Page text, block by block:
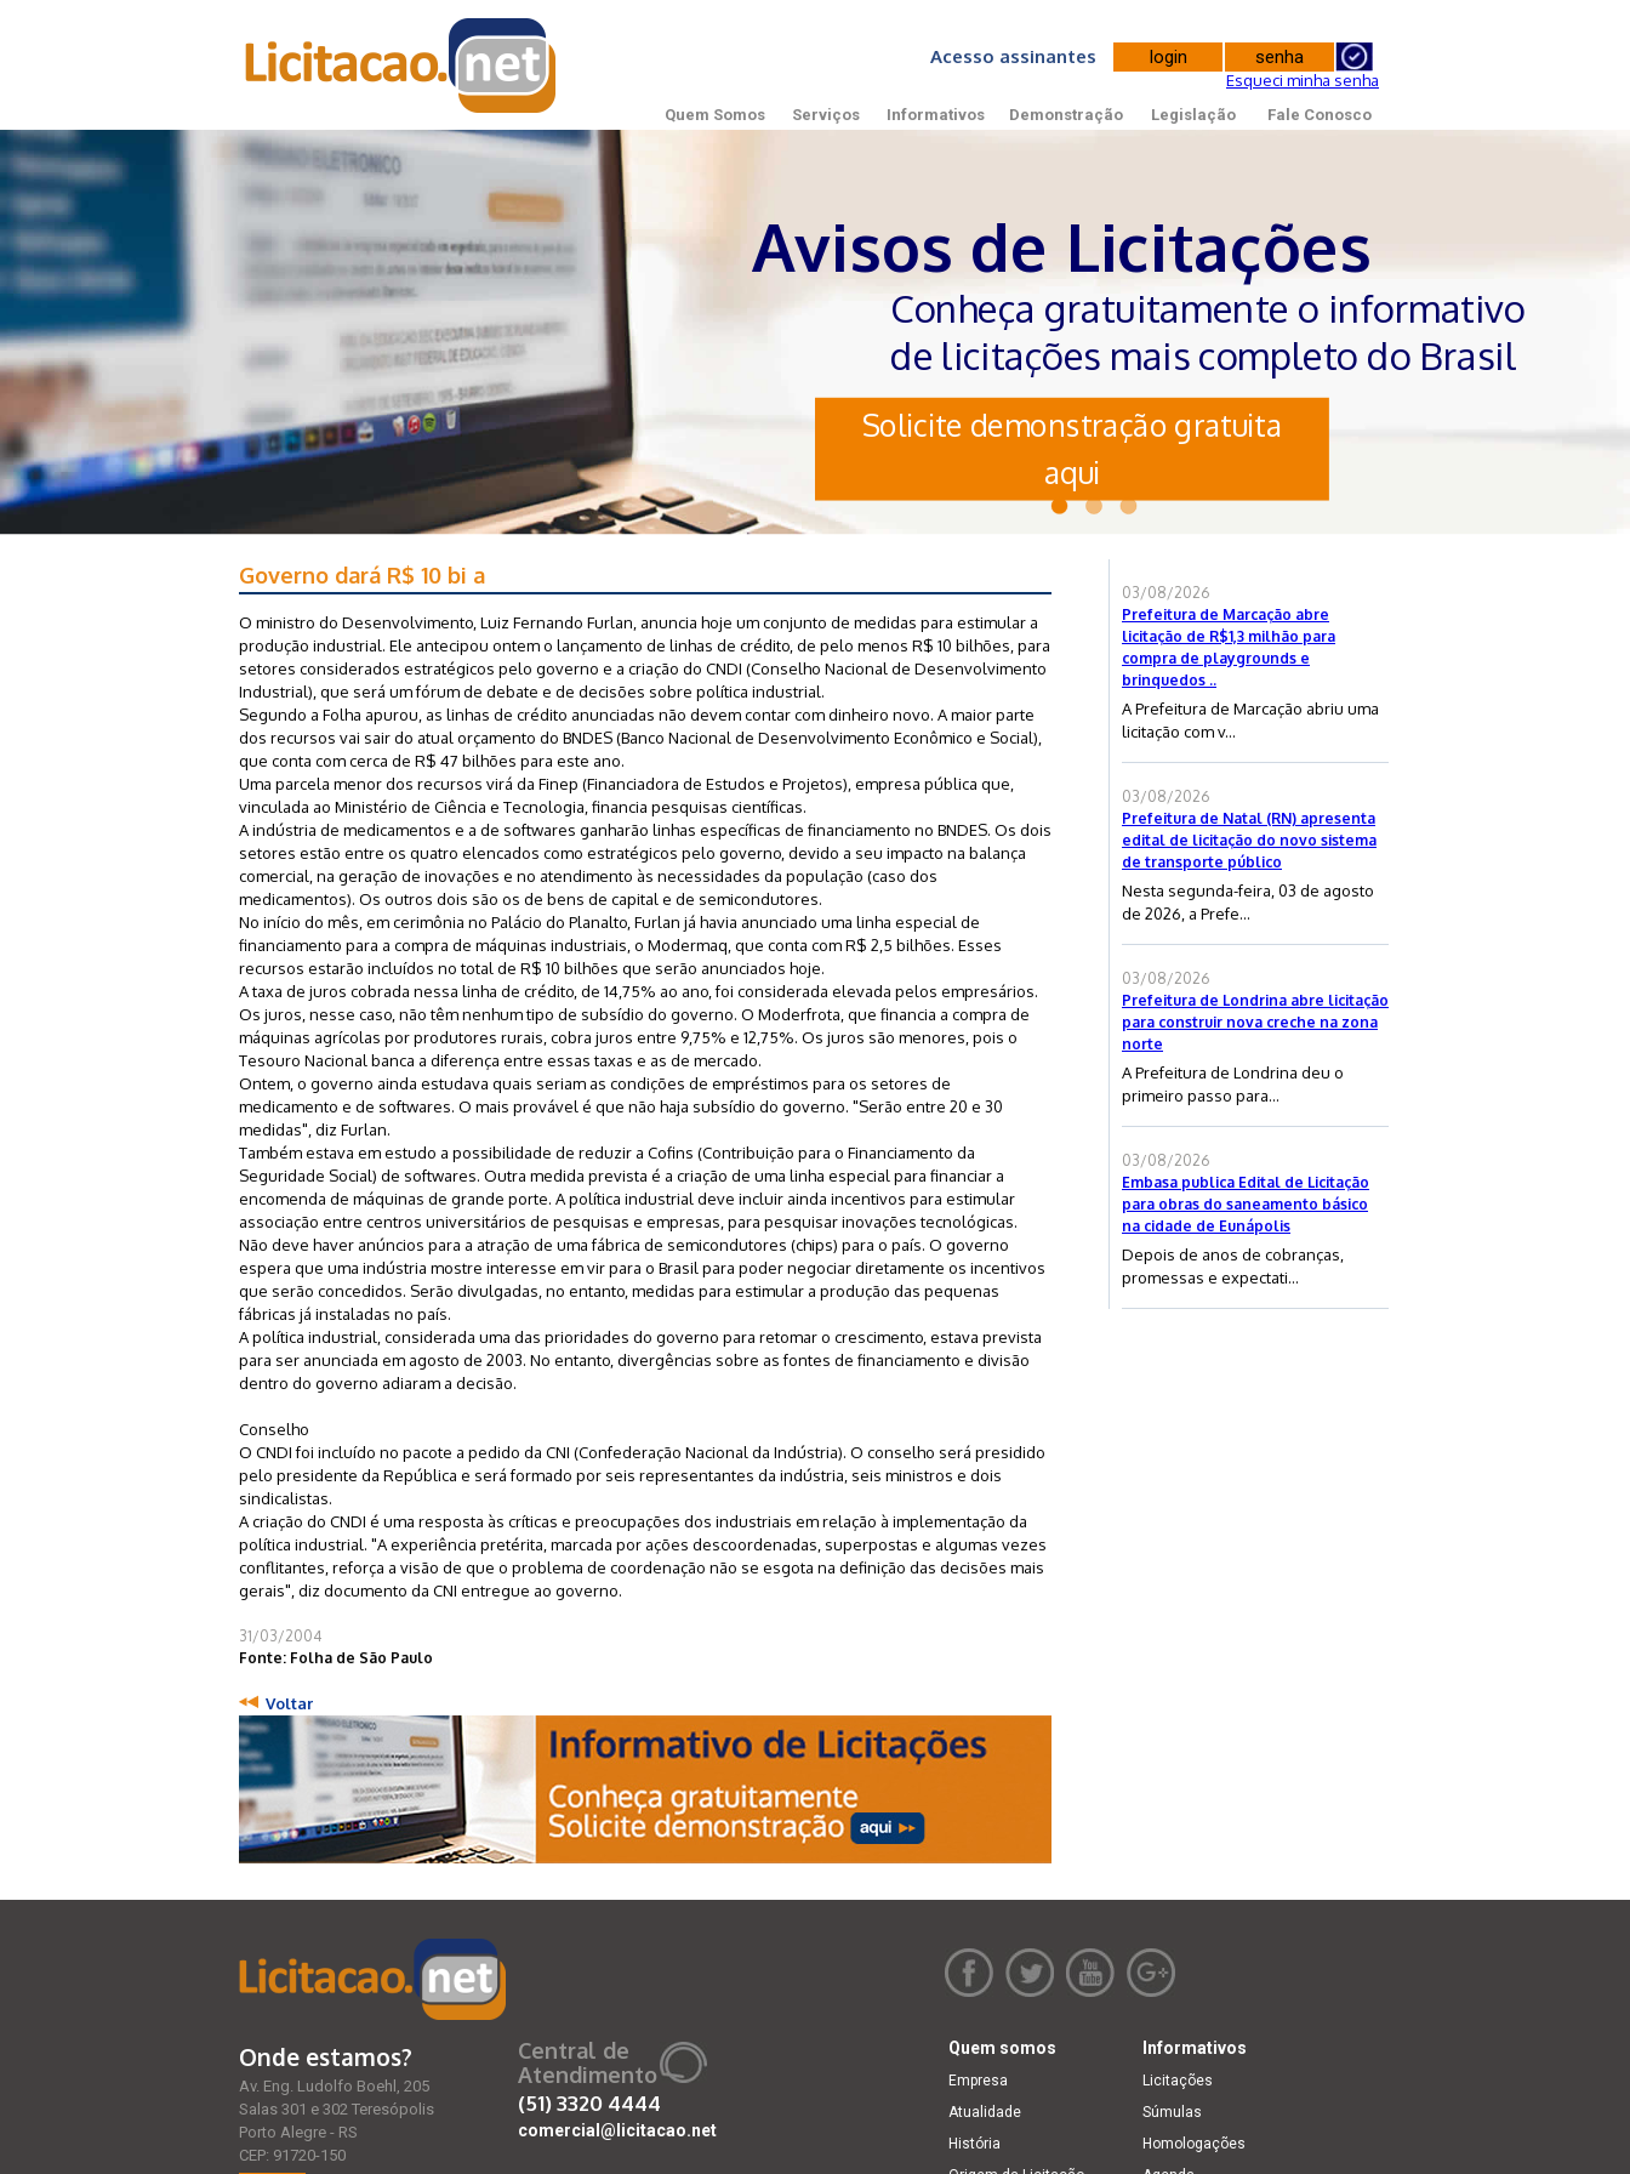
Acesso assinantes
Esqueci minha senha
Quem Somos Serviços Informativos Demonstração Legislação Fale Conosco
Avisos de Licitações
Conheça gratuitamente o informativo
de licitações mais completo do Brasil
Solicite demonstração gratuita
aqui
Governo dará R$ 10 bi a
O ministro do Desenvolvimento, Luiz Fernando Furlan, anuncia hoje um conjunto de medidas para estimular a
produção industrial. Ele antecipou ontem o lançamento de linhas de crédito, de pelo menos R$ 10 bilhões, para
setores considerados estratégicos pelo governo e a criação do CNDI (Conselho Nacional de Desenvolvimento
Industrial), que será um fórum de debate e de decisões sobre política industrial.
Segundo a Folha apurou, as linhas de crédito anunciadas não devem contar com dinheiro novo. A maior parte
dos recursos vai sair do atual orçamento do BNDES (Banco Nacional de Desenvolvimento Econômico e Social),
que conta com cerca de R$ 47 bilhões para este ano.
Uma parcela menor dos recursos virá da Finep (Financiadora de Estudos e Projetos), empresa pública que,
vinculada ao Ministério de Ciência e Tecnologia, financia pesquisas científicas.
A indústria de medicamentos e a de softwares ganharão linhas específicas de financiamento no BNDES. Os dois
setores estão entre os quatro elencados como estratégicos pelo governo, devido a seu impacto na balança
comercial, na geração de inovações e no atendimento às necessidades da população (caso dos
medicamentos). Os outros dois são os de bens de capital e de semicondutores.
No início do mês, em cerimônia no Palácio do Planalto, Furlan já havia anunciado uma linha especial de
financiamento para a compra de máquinas industriais, o Modermaq, que conta com R$ 2,5 bilhões. Esses
recursos estarão incluídos no total de R$ 10 bilhões que serão anunciados hoje.
A taxa de juros cobrada nessa linha de crédito, de 14,75% ao ano, foi considerada elevada pelos empresários.
Os juros, nesse caso, não têm nenhum tipo de subsídio do governo. O Moderfrota, que financia a compra de
máquinas agrícolas por produtores rurais, cobra juros entre 9,75% e 12,75%. Os juros são menores, pois o
Tesouro Nacional banca a diferença entre essas taxas e as de mercado.
Ontem, o governo ainda estudava quais seriam as condições de empréstimos para os setores de
medicamento e de softwares. O mais provável é que não haja subsídio do governo. "Serão entre 20 e 30
medidas", diz Furlan.
Também estava em estudo a possibilidade de reduzir a Cofins (Contribuição para o Financiamento da
Seguridade Social) de softwares. Outra medida prevista é a criação de uma linha especial para financiar a
encomenda de máquinas de grande porte. A política industrial deve incluir ainda incentivos para estimular
associação entre centros universitários de pesquisas e empresas, para pesquisar inovações tecnológicas.
Não deve haver anúncios para a atração de uma fábrica de semicondutores (chips) para o país. O governo
espera que uma indústria mostre interesse em vir para o Brasil para poder negociar diretamente os incentivos
que serão concedidos. Serão divulgadas, no entanto, medidas para estimular a produção das pequenas
fábricas já instaladas no país.
A política industrial, considerada uma das prioridades do governo para retomar o crescimento, estava prevista
para ser anunciada em agosto de 2003. No entanto, divergências sobre as fontes de financiamento e divisão
dentro do governo adiaram a decisão.
Conselho
O CNDI foi incluído no pacote a pedido da CNI (Confederação Nacional da Indústria). O conselho será presidido
pelo presidente da República e será formado por seis representantes da indústria, seis ministros e dois
sindicalistas.
A criação do CNDI é uma resposta às críticas e preocupações dos industriais em relação à implementação da
política industrial. "A experiência pretérita, marcada por ações descoordenadas, superpostas e algumas vezes
conflitantes, reforça a visão de que o problema de coordenação não se esgota na definição das decisões mais
gerais", diz documento da CNI entregue ao governo.
31/03/2004
Fonte: Folha de São Paulo
Voltar
03/08/2026
Prefeitura de Marcação abre
licitação de R$1,3 milhão para
compra de playgrounds e
brinquedos ..
A Prefeitura de Marcação abriu uma
licitação com v...
03/08/2026
Prefeitura de Natal (RN) apresenta
edital de licitação do novo sistema
de transporte público
Nesta segunda-feira, 03 de agosto
de 2026, a Prefe...
03/08/2026
Prefeitura de Londrina abre licitação
para construir nova creche na zona
norte
A Prefeitura de Londrina deu o
primeiro passo para...
03/08/2026
Embasa publica Edital de Licitação
para obras do saneamento básico
na cidade de Eunápolis
Depois de anos de cobranças,
promessas e expectati...
Onde estamos?
Av. Eng. Ludolfo Boehl, 205
Salas 301 e 302 Teresópolis
Porto Alegre - RS
CEP: 91720-150
Central de
Atendimento
(51)3320 4444
comercial@licitacao.net
Quem somos
Empresa
Atualidade
História
Informativos
Licitações
Súmulas
Homologações